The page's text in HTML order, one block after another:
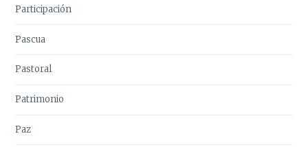
Participación
Pascua
Pastoral
Patrimonio
Paz